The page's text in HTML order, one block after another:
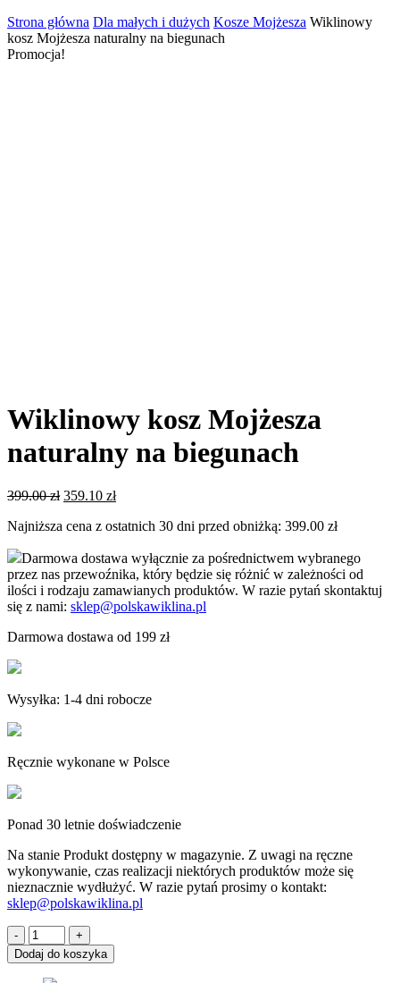
Strona główna Dla małych i dużych Kosze Mojżesza Wiklinowy
kosz Mojżesza naturalny na biegunach
Promocja!
Wiklinowy kosz Mojżesza
naturalny na biegunach
399.00zł Pierwotna
wynosiła:
359.10 złAktualna
wynosi:
Najniższa cena z ostatnich 30 dni przed obniżką: 399.00 zł
Darmowa dostawa wyłącznie za pośrednictwem wybranego
przez nas przewoźnika, który będzie się różnić w zależności od
ilości i rodzaju zamawianych produktów. W razie pytań skontaktuj
się z nami: sklep@polskawiklina.pl
Darmowa dostawa od 199 zł
Wysyłka: 1-4 dni robocze
Ręcznie wykonane w Polsce
Ponad 30 letnie doświadczenie
Na stanie Produkt dostępny w magazynie. Z uwagi na ręczne
wykonywanie, czas realizacji niektórych produktów może się
nieznacznie wydłużyć. W razie pytań prosimy o kontakt:
sklep@polskawiklina.pl
ilość
Wiklinowy
kosz
Dodaj do koszyka